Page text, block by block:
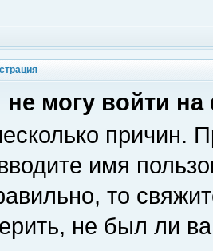
не могу войти
причин.
имя
то
не был ли